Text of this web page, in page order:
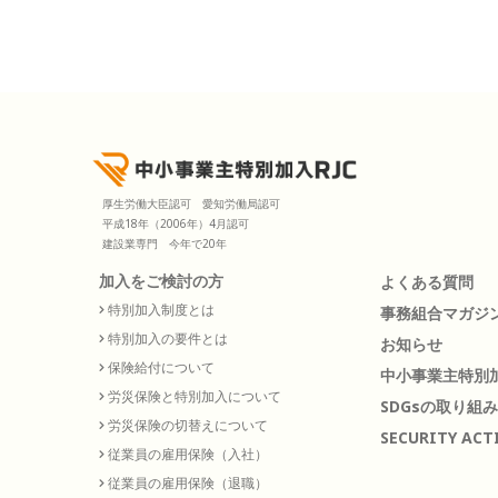
厚生労働大臣認可 愛知労働局認可
平成18年（2006年）4月認可
建設業専門 今年で20年
加入をご検討の方
特別加入制度とは
特別加入の要件とは
保険給付について
労災保険と特別加入について
労災保険の切替えについて
従業員の雇用保険（入社）
従業員の雇用保険（退職）
よくある質問
事務組合マガジ
お知らせ
中小事業主特別
SDGsの取り組み
SECURITY